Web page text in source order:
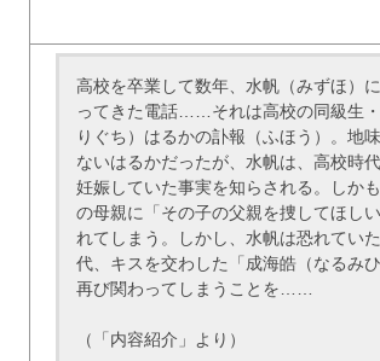
高校を卒業して数年、水帆（みずほ）
ってきた電話……それは高校の同級生
りぐち）はるかの訃報（ふほう）。地
ないはるかだったが、水帆は、高校時
妊娠していた事実を知らされる。しか
の母親に「その子の父親を捜してほし
れてしまう。しかし、水帆は恐れてい
代、キスを交わした「成海皓（なるみ
再び関わってしまうことを……
（「内容紹介」より）